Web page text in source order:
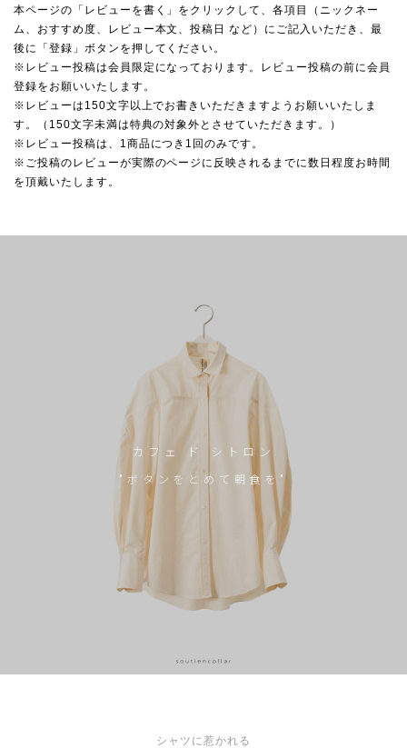
本ページの「レビューを書く」をクリックして、各項目（ニックネー
ム、おすすめ度、レビュー本文、投稿日 など）にご記入いただき、最
後に「登録」ボタンを押してください。
※レビュー投稿は会員限定になっております。レビュー投稿の前に会員
登録をお願いいたします。
※レビューは150文字以上でお書きいただきますようお願いいたしま
す。（150文字未満は特典の対象外とさせていただきます。）
※レビュー投稿は、1商品につき1回のみです。
※ご投稿のレビューが実際のページに反映されるまでに数日程度お時間
を頂戴いたします。
カフェ ド シトロン
"ボタンをとめて朝食を"
シャツに惹かれる